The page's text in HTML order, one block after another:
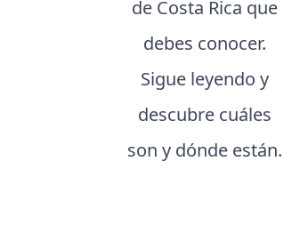
de Costa Rica que
debes conocer.
Sigue leyendo y
descubre cuáles
son y dónde están.